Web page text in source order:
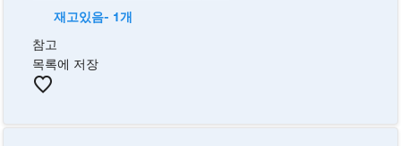
재고있음- 1개
참고
목록에 저장